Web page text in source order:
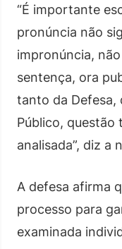
“É importante
pronúncia não
impronúncia,
sentença, ora
tanto da Defesa,
Público, questão
analisada”, diz a
A defesa afirma
processo para
examinada